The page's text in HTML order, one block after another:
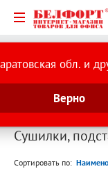
обл. и
Верно
Каталог товаров
Столовые приборы и
Сушилки, подставки,
Сушилки,
Сортировать по: